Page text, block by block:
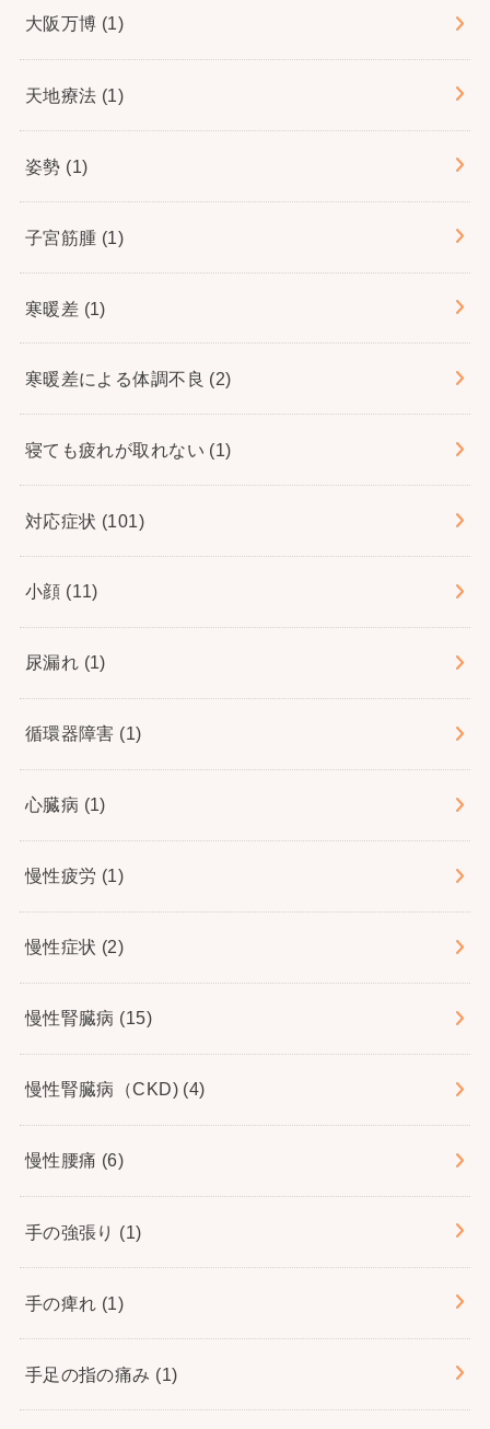
大阪万博 (1)
天地療法 (1)
姿勢 (1)
子宮筋腫 (1)
寒暖差 (1)
寒暖差による体調不良 (2)
寝ても疲れが取れない (1)
対応症状 (101)
小顔 (11)
尿漏れ (1)
循環器障害 (1)
心臓病 (1)
慢性疲労 (1)
慢性症状 (2)
慢性腎臓病 (15)
慢性腎臓病（CKD) (4)
慢性腰痛 (6)
手の強張り (1)
手の痺れ (1)
手足の指の痛み (1)